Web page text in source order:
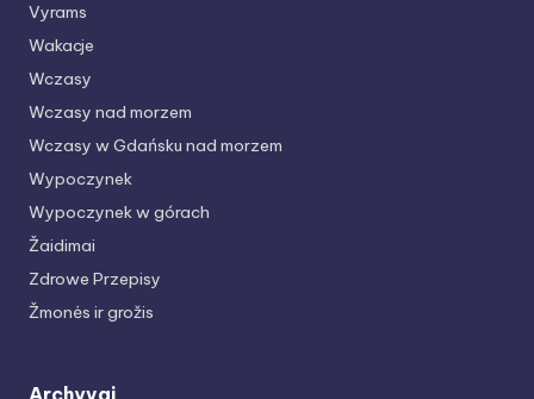
Vyrams
Wakacje
Wczasy
Wczasy nad morzem
Wczasy w Gdańsku nad morzem
Wypoczynek
Wypoczynek w górach
Žaidimai
Zdrowe Przepisy
Žmonės ir grožis